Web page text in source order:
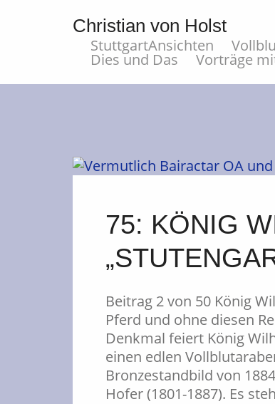
Christian von Holst
StuttgartAnsichten
Dies und Das Vorträge
75: KÖNIG
Beitrag 2 von 50 König
Pferd und ohne diesen
Denkmal feiert König
einen edlen
Bronzestandbild von
Hofer (1801-1887). Es